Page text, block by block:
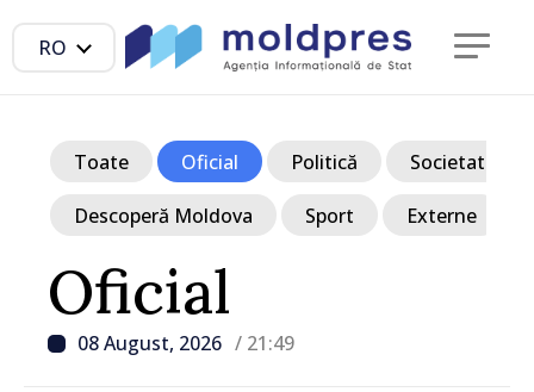
RO
Oficial
08 August, 2026 / 21:49
Toate Oficial Politică Societate
Descoperă Moldova Sport Externe